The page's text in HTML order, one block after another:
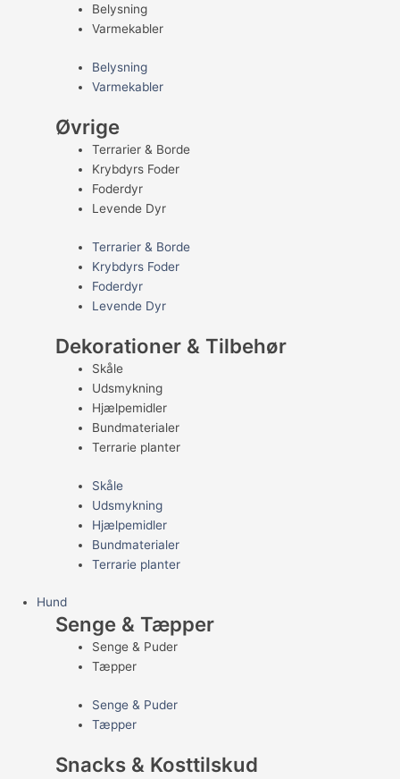
Belysning
Varmekabler
Belysning
Varmekabler
Øvrige
Terrarier & Borde
Krybdyrs Foder
Foderdyr
Levende Dyr
Terrarier & Borde
Krybdyrs Foder
Foderdyr
Levende Dyr
Dekorationer & Tilbehør
Skåle
Udsmykning
Hjælpemidler
Bundmaterialer
Terrarie planter
Skåle
Udsmykning
Hjælpemidler
Bundmaterialer
Terrarie planter
Hund
Senge & Tæpper
Senge & Puder
Tæpper
Senge & Puder
Tæpper
Snacks & Kosttilskud